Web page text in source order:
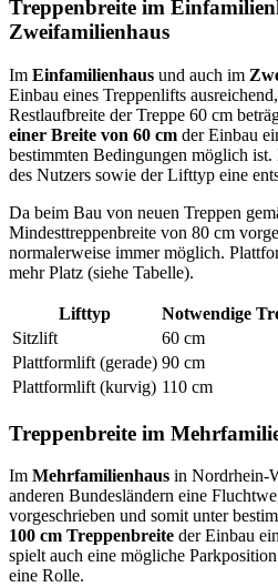
Treppenbreite im
Zweifamilienhaus
Im Einfamilienhaus und auch im
Einbau eines Treppenlifts
Restlaufbreite der Treppe 60 cm
einer Breite von 60 cm der Einbau
bestimmten Bedingungen möglich
des Nutzers sowie der Lifttyp eine
Da beim Bau von neuen Treppen
Mindesttreppenbreite von 80 cm
normalerweise immer möglich.
mehr Platz (siehe Tabelle).
Lifttyp
Notwendige
Sitzlift
60 cm
Plattformlift (gerade) 90 cm
Plattformlift (kurvig) 110 cm
Treppenbreite im
Im Mehrfamilienhaus in Nordrhein-
anderen Bundesländern eine
vorgeschrieben und somit unter
100 cm Treppenbreite der Einbau
spielt auch eine mögliche
eine Rolle.